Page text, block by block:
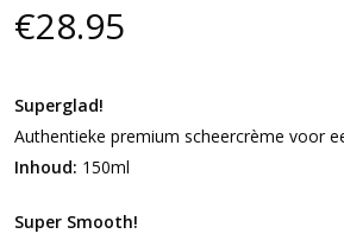
€28.95
Superglad!
Authentieke premium scheercrème voor
Inhoud: 150ml
Super Smooth!